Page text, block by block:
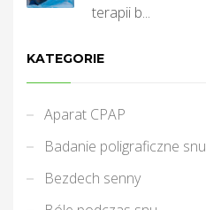
terapii b...
KATEGORIE
Aparat CPAP
Badanie poligraficzne snu
Bezdech senny